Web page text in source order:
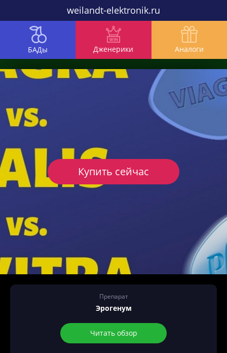
weilandt-elektronik.ru
БАДы Дженерики Аналоги
Препарат
Эрогенум
Читать обзор
Купить сейчас